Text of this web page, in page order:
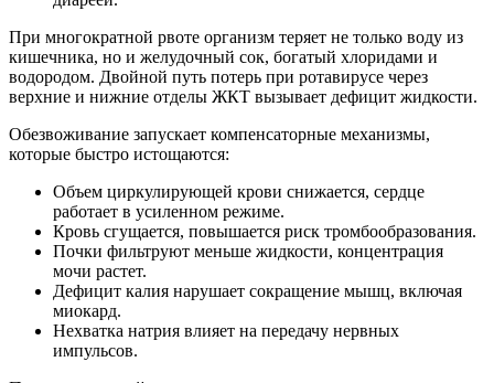
При многократной рвоте организм теряет не только воду из
кишечника, но и желудочный сок, богатый хлоридами и
водородом. Двойной путь потерь при ротавирусе через
верхние и нижние отделы ЖКТ вызывает дефицит жидкости.
Обезвоживание запускает компенсаторные механизмы,
которые быстро истощаются:
Объем циркулирующей крови снижается, сердце
работает в усиленном режиме.
Кровь сгущается, повышается риск тромбообразования.
Почки фильтруют меньше жидкости, концентрация
мочи растет.
Дефицит калия нарушает сокращение мышц, включая
миокард.
Нехватка натрия влияет на передачу нервных
импульсов.